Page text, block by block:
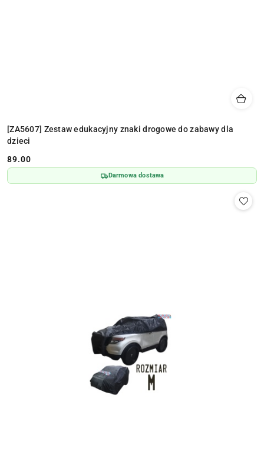
[ZA5607] Zestaw edukacyjny znaki drogowe do zabawy dla
dzieci
Cena:
89.00
Darmowa dostawa